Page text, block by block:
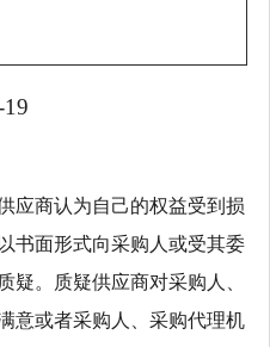
应商认为自己的权益受到损
书面形式向采购人或受其委
疑。质疑供应商对采购人、
意或者采购人、采购代理机